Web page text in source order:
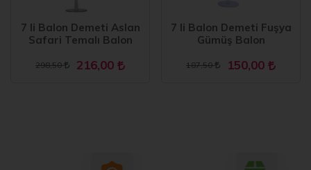
7 li Balon Demeti Aslan
Safari Temalı Balon
298,50 216,00
7 li Balon Demeti Fuşya
Gümüş Balon
187,50 150,00